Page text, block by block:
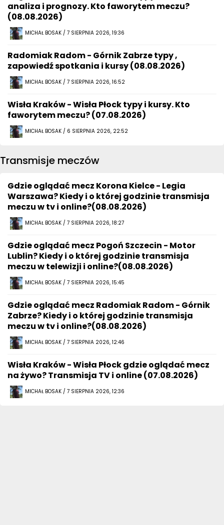
analiza i prognozy. Kto faworytem meczu?
(08.08.2026)
MICHAŁ BOSAK / 7 SIERPNIA 2026, 19:36
Radomiak Radom - Górnik Zabrze typy ,
zapowiedź spotkania i kursy (08.08.2026)
MICHAŁ BOSAK / 7 SIERPNIA 2026, 16:52
Wisła Kraków - Wisła Płock typy i kursy. Kto
faworytem meczu? (07.08.2026)
MICHAŁ BOSAK / 6 SIERPNIA 2026, 22:52
Transmisje meczów
Gdzie oglądać mecz Korona Kielce - Legia
Warszawa? Kiedy i o której godzinie transmisja
meczu w tv i online?(08.08.2026)
MICHAŁ BOSAK / 7 SIERPNIA 2026, 18:27
Gdzie oglądać mecz Pogoń Szczecin - Motor
Lublin? Kiedy i o której godzinie transmisja
meczu w telewizji i online?(08.08.2026)
MICHAŁ BOSAK / 7 SIERPNIA 2026, 15:45
Gdzie oglądać mecz Radomiak Radom - Górnik
Zabrze? Kiedy i o której godzinie transmisja
meczu w tv i online?(08.08.2026)
MICHAŁ BOSAK / 7 SIERPNIA 2026, 12:46
Wisła Kraków - Wisła Płock gdzie oglądać mecz
na żywo? Transmisja TV i online (07.08.2026)
MICHAŁ BOSAK / 7 SIERPNIA 2026, 12:36